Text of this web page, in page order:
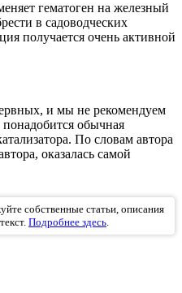
гематоген на железный
в садоводческих
получается очень активной
и мы не рекомендуем
понадобится обычная
По словам автора
оказалась самой
собственные статьи, описания
Подробнее здесь.